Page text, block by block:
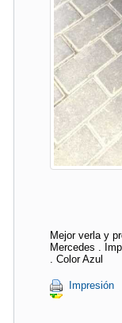
Mejor verla y
Mercedes .
. Color Azul
Impresión